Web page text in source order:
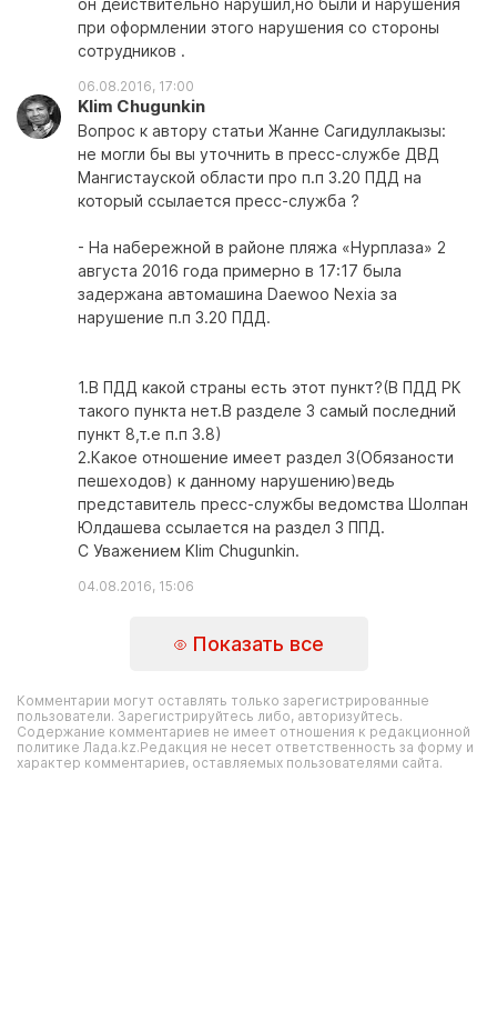
он действительно нарушил,но были и нарушения
при оформлении этого нарушения со стороны
сотрудников .
06.08.2016, 17:00
Klim Chugunkin
Вопрос к автору статьи Жанне Сагидуллакызы:
не могли бы вы уточнить в пресс-службе ДВД
Мангистауской области про п.п 3.20 ПДД на
который ссылается пресс-служба ?
- На набережной в районе пляжа «Нурплаза» 2
августа 2016 года примерно в 17:17 была
задержана автомашина Daewoo Nexia за
нарушение п.п 3.20 ПДД.
1.В ПДД какой страны есть этот пункт?(В ПДД РК
такого пункта нет.В разделе 3 самый последний
пункт 8,т.е п.п 3.8)
2.Какое отношение имеет раздел 3(Обязаности
пешеходов) к данному нарушению)ведь
представитель пресс-службы ведомства Шолпан
Юлдашева ссылается на раздел 3 ППД.
С Уважением Klim Chugunkin.
04.08.2016, 15:06
Показать все
Комментарии могут оставлять только зарегистрированные
пользователи. Зарегистрируйтесь либо, авторизуйтесь.
Содержание комментариев не имеет отношения к редакционной
политике Лада.kz.Редакция не несет ответственность за форму и
характер комментариев, оставляемых пользователями сайта.